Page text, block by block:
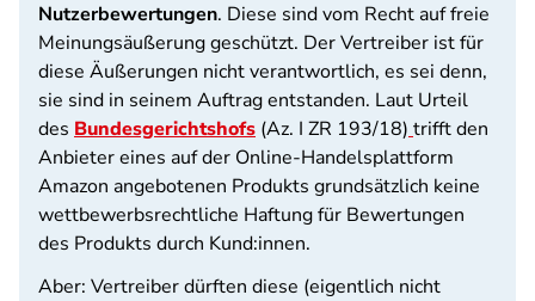
Nutzerbewertungen. Diese sind vom Recht auf freie
Meinungsäußerung geschützt. Der Vertreiber ist für
diese Äußerungen nicht verantwortlich, es sei denn,
sie sind in seinem Auftrag entstanden. Laut Urteil
des Bundesgerichtshofs (Az. I ZR 193/18) trifft den
Anbieter eines auf der Online-Handelsplattform
Amazon angebotenen Produkts grundsätzlich keine
wettbewerbsrechtliche Haftung für Bewertungen
des Produkts durch Kund:innen.
Aber: Vertreiber dürften diese (eigentlich nicht